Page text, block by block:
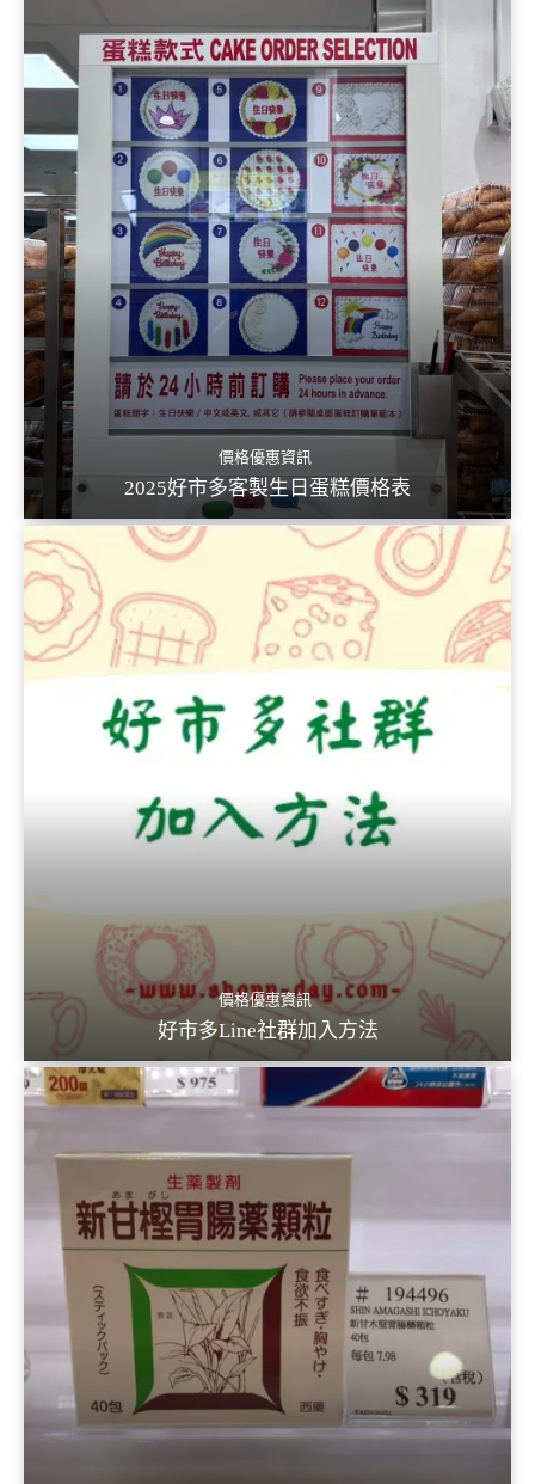
價格優惠資訊
2025好市多客製生日蛋糕價格表
價格優惠資訊
好市多Line社群加入方法